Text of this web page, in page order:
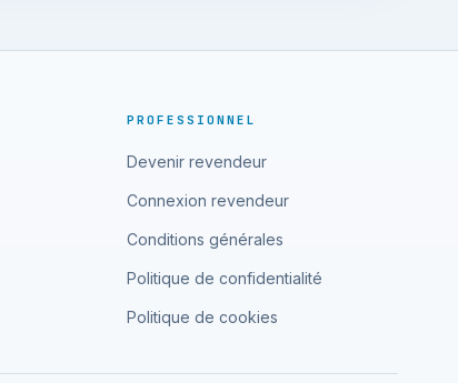
PROFESSIONNEL
Devenir revendeur
Connexion revendeur
Conditions générales
Politique de confidentialité
Politique de cookies